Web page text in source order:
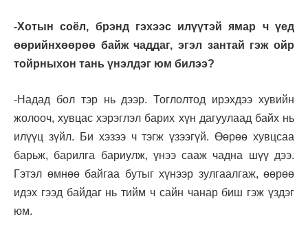
-Хотын соёл, брэнд гэхээс илүүтэй ямар ч үед
өөрийнхөөрөө байж чаддаг, эгэл зантай гэж ойр
тойрныхон тань үнэлдэг юм билээ?
-Надад бол тэр нь дээр. Тоглолтод ирэхдээ хувийн
жолооч, хувцас хэрэглэл барих хүн дагуулаад байх нь
илүүц зүйл. Би хэзээ ч тэгж үзээгүй. Өөрөө хувцсаа
барьж, барилга бариулж, үнээ сааж чадна шүү дээ.
Гэтэл өмнөө байгаа бутыг хүнээр зулгаалгаж, өөрөө
идэх гээд байдаг нь тийм ч сайн чанар биш гэж үздэг
юм.